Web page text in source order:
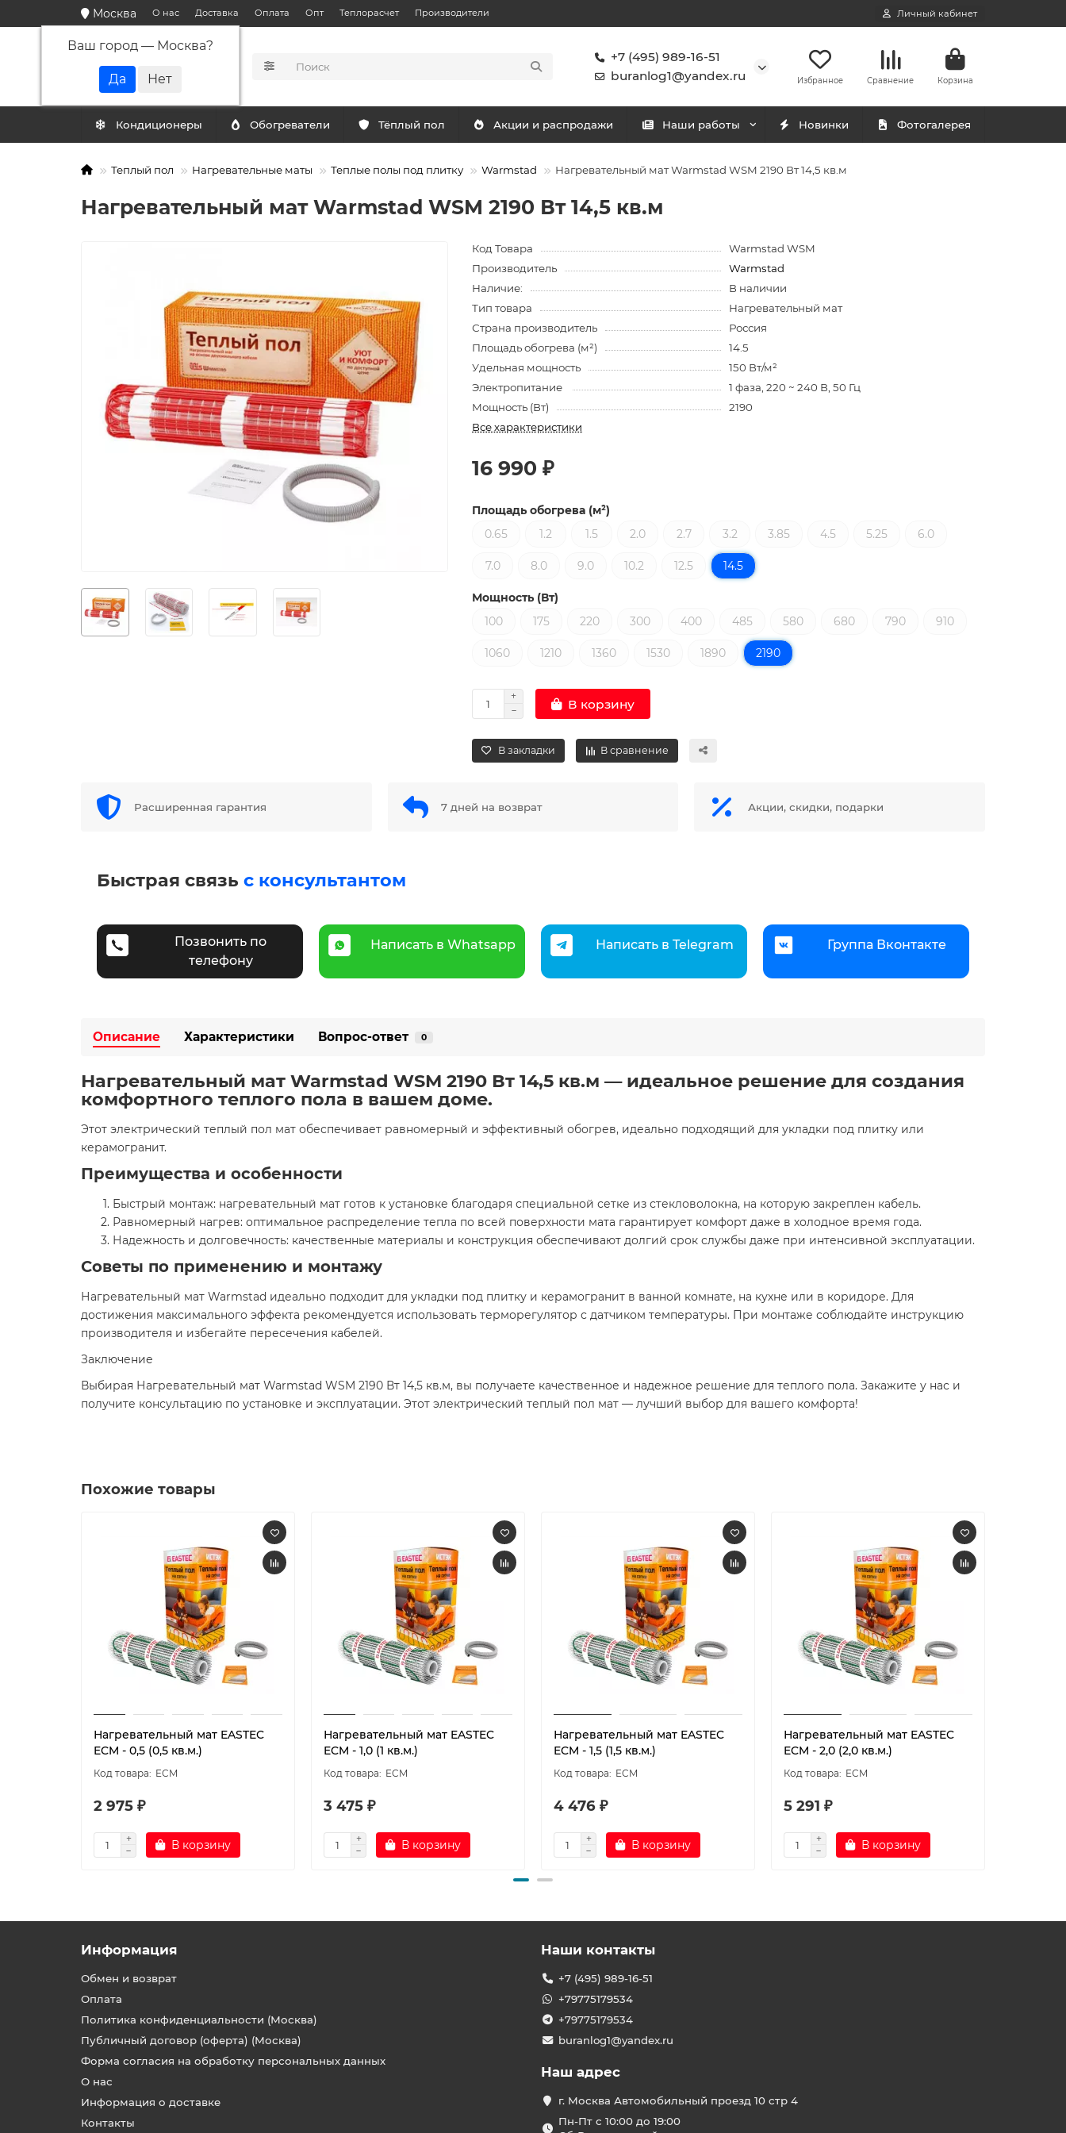
Москва
Ваш город — Москва?
О нас Доставка Оплата Опт Теплорасчет Производители Личный кабинет
+7 (495) 989-16-51
buranlog1@yandex.ru
Избранное Сравнение Корзина
Кондиционеры Обогреватели Тёплый пол Акции и распродажи Наши работы Новинки Фотогалерея
Теплый пол Нагревательные маты Теплые полы под плитку Warmstad Нагревательный мат Warmstad WSM 2190 Вт 14,5 кв.м
Нагревательный мат Warmstad WSM 2190 Вт 14,5 кв.м
Код Товара
Warmstad WSM
Производитель
Warmstad
Наличие:
В наличии
Тип товара
Нагревательный мат
Страна производитель
Россия
Площадь обогрева (м²)
14.5
Удельная мощность
150 Вт/м²
Электропитание
1 фаза, 220 ~ 240 В, 50 Гц
Мощность (Вт)
2190
Все характеристики
16 990 ₽
Площадь обогрева (м²)
0.65
1.2 1.5 2.0 2.7 3.2 3.85 4.5 5.25 6.0
7.0 8.0 9.0 10.2 12.5 14.5
Мощность (Вт)
100
175 220 300 400 485 580 680 790 910
1060 1210 1360 1530 1890 2190
В корзину
В закладки В сравнение
Расширенная гарантия 7 дней на возврат Акции, скидки, подарки
Быстрая связь с консультантом
Позвонить по
телефону
Написать в Whatsapp Написать в Telegram Группа Вконтакте
Описание Характеристики Вопрос-ответ 0
Нагревательный мат Warmstad WSM 2190 Вт 14,5 кв.м — идеальное решение для создания
комфортного теплого пола в вашем доме.
Этот электрический теплый пол мат обеспечивает равномерный и эффективный обогрев, идеально подходящий для укладки под плитку или
керамогранит.
Преимущества и особенности
Быстрый монтаж: нагревательный мат готов к установке благодаря специальной сетке из стекловолокна, на которую закреплен кабель.
Равномерный нагрев: оптимальное распределение тепла по всей поверхности мата гарантирует комфорт даже в холодное время года.
Надежность и долговечность: качественные материалы и конструкция обеспечивают долгий срок службы даже при интенсивной эксплуатации.
Советы по применению и монтажу
Нагревательный мат Warmstad идеально подходит для укладки под плитку и керамогранит в ванной комнате, на кухне или в коридоре. Для
достижения максимального эффекта рекомендуется использовать терморегулятор с датчиком температуры. При монтаже соблюдайте инструкцию
производителя и избегайте пересечения кабелей.
Заключение
Выбирая Нагревательный мат Warmstad WSM 2190 Вт 14,5 кв.м, вы получаете качественное и надежное решение для теплого пола. Закажите у нас и
получите консультацию по установке и эксплуатации. Этот электрический теплый пол мат — лучший выбор для вашего комфорта!
Похожие товары
Нагревательный мат EASTEC
ECM - 0,5 (0,5 кв.м.)
ECM
2 975 ₽
В корзину
Нагревательный мат EASTEC
ECM - 1,0 (1 кв.м.)
ECM
3 475 ₽
В корзину
Нагревательный мат EASTEC
ECM - 1,5 (1,5 кв.м.)
ECM
4 476 ₽
В корзину
Нагревательный мат EASTEC
ECM - 2,0 (2,0 кв.м.)
ECM
5 291 ₽
В корзину
Информация
Обмен и возврат
Оплата
Политика конфиденциальности (Москва)
Публичный договор (оферта) (Москва)
Форма согласия на обработку персональных данных
О нас
Информация о доставке
Контакты
Наши контакты
+7 (495) 989-16-51
+79775179534
+79775179534
buranlog1@yandex.ru
Наш адрес
г. Москва Автомобильный проезд 10 стр 4
Пн-Пт с 10:00 до 19:00